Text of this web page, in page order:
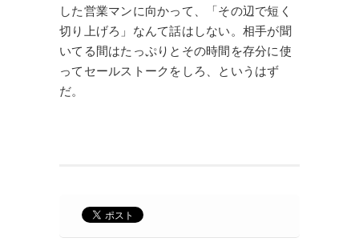
した営業マンに向かって、「その辺で短く
切り上げろ」なんて話はしない。相手が聞
いてる間はたっぷりとその時間を存分に使
ってセールストークをしろ、というはず
だ。